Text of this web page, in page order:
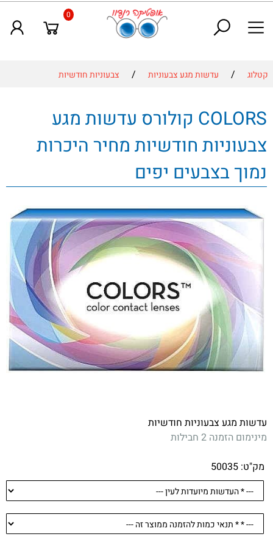
0
קטלוג / עדשות מגע צבעוניות / צבעוניות חודשיות
COLORS קולורס עדשות מגע
צבעוניות חודשיות מחיר היכרות
נמוך בצבעים יפים
עדשות מגע צבעוניות חודשיות
מינימום הזמנה 2 חבילות
מק"ט: 50035